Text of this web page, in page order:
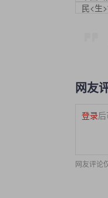
民<生
网友
登录
网友评论